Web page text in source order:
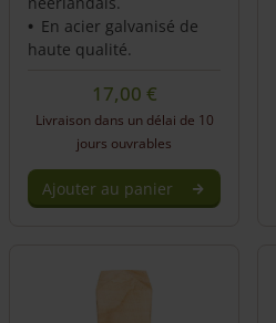
En acier galvanisé de
haute qualité.
17,00 €
Livraison dans un délai de 10
jours ouvrables
Ajouter au panier